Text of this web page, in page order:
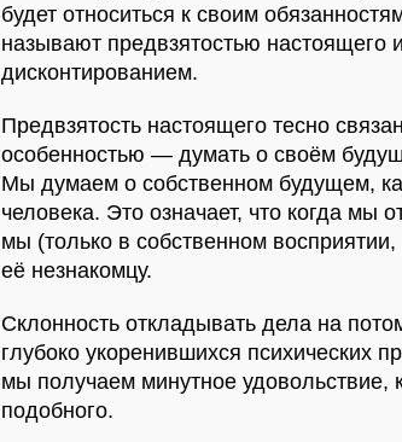
будет относиться к своим
называют предвзятостью настоящего
дисконтированием.
Предвзятость настоящего тесно
особенностью — думать о своём
Мы думаем о собственном будущем,
человека. Это означает, что когда мы
мы (только в собственном
её незнакомцу.
Склонность откладывать дела на
глубоко укоренившихся психических
мы получаем минутное удовольствие,
подобного.